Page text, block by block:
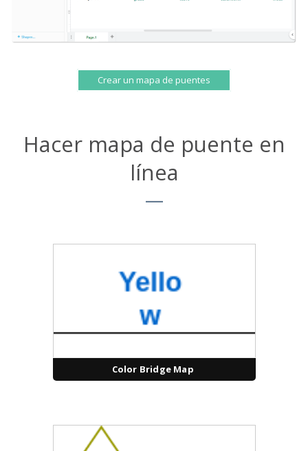
Crear un mapa de puentes
Hacer mapa de puente en
línea
Color Bridge Map